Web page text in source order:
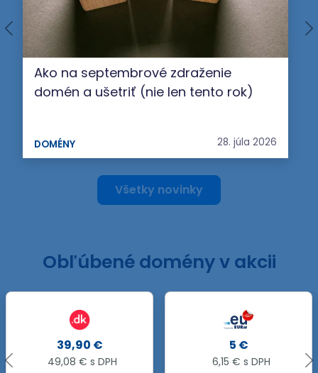
Ako na septembrové zdraženie
domén a ušetriť (nie len tento rok)
DOMÉNY 28. júla 2026
Všetky novinky
Obľúbené domény v akcii
5 €
6,15 € s DPH
.GARDEN
39,90 €
49,08 € s DPH